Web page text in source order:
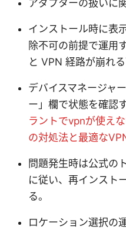
アダプターの扱いに
インストール時に表
除不可の前提で運用
と VPN 経路が崩れる
デバイスマネージャ
ー」欄で状態を確認
ラントでvpnが使え
の対処法と最適な
問題発生時は公式の
に従い、再インスト
る。
ロケーション選択の